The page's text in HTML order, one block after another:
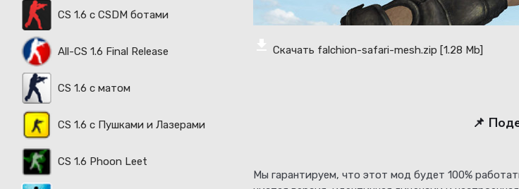
CS 1.6 с CSDM ботами
All-CS 1.6 Final Release
CS 1.6 с матом
CS 1.6 с Пушками и Лазерами
CS 1.6 Phoon Leet
Скачать falchion-safari-mesh.zip [1.28 Mb]
📌
Мы гарантируем, что этот мод будет 100%